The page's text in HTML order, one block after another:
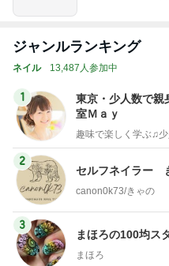
ジャンルランキング
ネイル 13,487人参加中
1
東京・少人数で親
室Ｍａｙ
2
セルフネイラー
canon0k73/きゃの
3
まほろの100均ス
まほろ